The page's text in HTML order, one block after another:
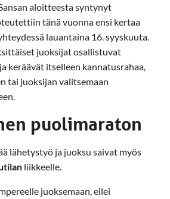
aloitteesta syntynyt
tänä vuonna ensi kertaa
lauantaina 16. syyskuuta.
juoksijat osallistuvat
keräävät itselleen kannatusrahaa,
tai juoksijan valitsemaan
puolimaraton
lähetystyö ja juoksu saivat myös
liikkeelle.
juoksemaan, ellei